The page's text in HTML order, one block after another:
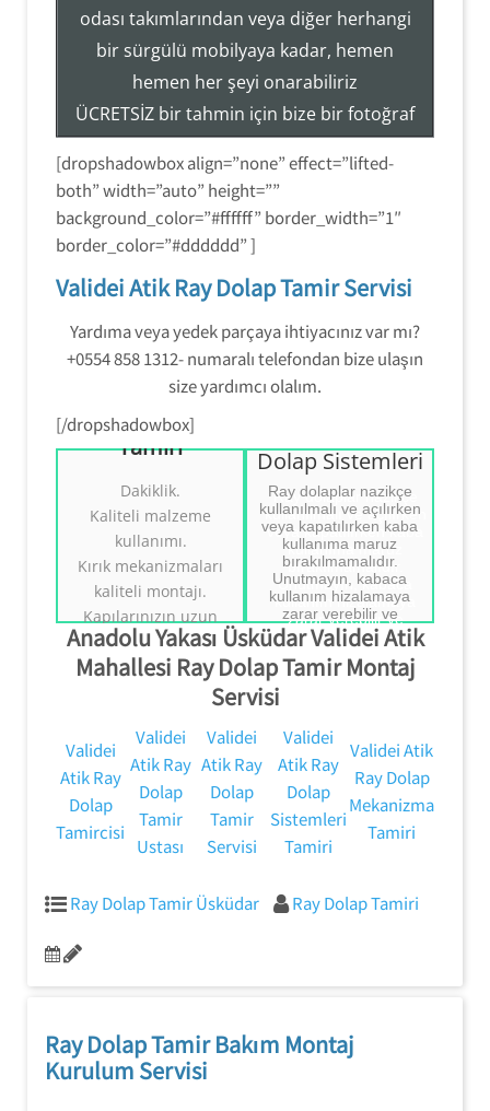
odası takımlarından veya diğer herhangi
bir sürgülü mobilyaya kadar, hemen
hemen her şeyi onarabiliriz
ÜCRETSİZ bir tahmin için bize bir fotoğraf
gönderin veya hizmetlerimiz hakkında
daha fazla bilgi edinmek için (554) 858-
1312 numaralı telefondan bizi arayın.
Ray Dolap Mekanizma Sistemleri Tamir Montaj
Servisi
[dropshadowbox align=”none” effect=”lifted-
both” width=”auto” height=””
background_color=”#ffffff” border_width=”1″
border_color=”#dddddd” ]
Validei Atik Ray Dolap Tamir Servisi
Yardıma veya yedek parçaya ihtiyacınız var mı?
+0554 858 1312- numaralı telefondan bize ulaşın
size yardımcı olalım.
[/dropshadowbox]
Üsküdar Ray
Dolap
Mekanizmaları
Tamiri
Dakiklik.
Kaliteli malzeme
kullanımı.
Kırık mekanizmaları
kaliteli montajı.
Kapılarınızın uzun
ömürlü olması için
doğru kullanım
Üsküdar Ray
Mekanizmaları
Tamiri
Ray Dolap
Sistemleri Tamiri.
Tezcan Usta
0554 858 1312
Dolap Sistemleri
Ray dolaplar nazikçe
kullanılmalı ve açılırken
veya kapatılırken kaba
kullanıma maruz
bırakılmamalıdır.
Unutmayın, kabaca
kullanım hizalamaya
zarar verebilir ve
mekanizmanın pistten
kaymasına neden olabilir.
Üsküdar Ray
Dolap Sistemleri
Tamiri
Ray Dolap Sistemleri
Tamiri.
((( Tezcan Usta )))
0554 858 1312
Anadolu Yakası Üsküdar Validei Atik
Mahallesi Ray Dolap Tamir Montaj
Servisi
Validei
Atik Ray
Dolap
Tamircisi
Validei
Atik Ray
Dolap
Tamir
Ustası
Validei
Atik Ray
Dolap
Tamir
Servisi
Validei
Atik Ray
Dolap
Sistemleri
Tamiri
Validei Atik
Ray Dolap
Mekanizma
Tamiri
Ray Dolap Tamir Üsküdar Ray Dolap Tamiri
Ray Dolap Tamir Bakım Montaj
Kurulum Servisi